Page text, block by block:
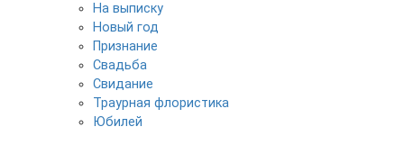
На выписку
Новый год
Признание
Свадьба
Свидание
Траурная флористика
Юбилей